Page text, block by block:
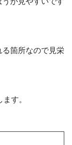
る箇所なので見栄
す。